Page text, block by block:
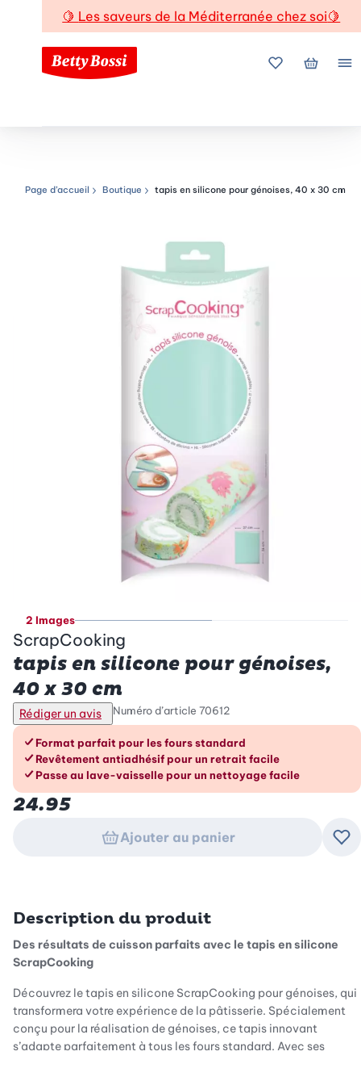
🍋 Les saveurs de la Méditerranée chez soi🍋
Mes favoris
Mon
Chemin de navigation
Page d’accueil Boutique tapis en silicone pour génoises, 40 x 30 cm
2 Images
ScrapCooking
tapis en silicone pour génoises,
40 x 30 cm
Rédiger un avis Numéro d’article 70612
Les avantages en un coup d’œil
Format parfait pour les fours standard
Revêtement antiadhésif pour un retrait facile
Passe au lave-vaisselle pour un nettoyage facile
24.95
Ajouter au panier
Description du produit
Des résultats de cuisson parfaits avec le tapis en silicone
ScrapCooking
Découvrez le tapis en silicone ScrapCooking pour génoises, qui
transformera votre expérience de la pâtisserie. Spécialement
conçu pour la réalisation de génoises, ce tapis innovant
s’adapte parfaitement à tous les fours standard. Avec ses